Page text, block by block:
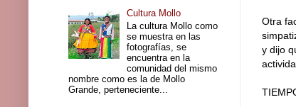
Otra
y dijo
Cultura Mollo
La cultura Mollo como
se muestra en las
fotografías, se
encuentra en la
comunidad del mismo
nombre como es la de Mollo
Grande, perteneciente...